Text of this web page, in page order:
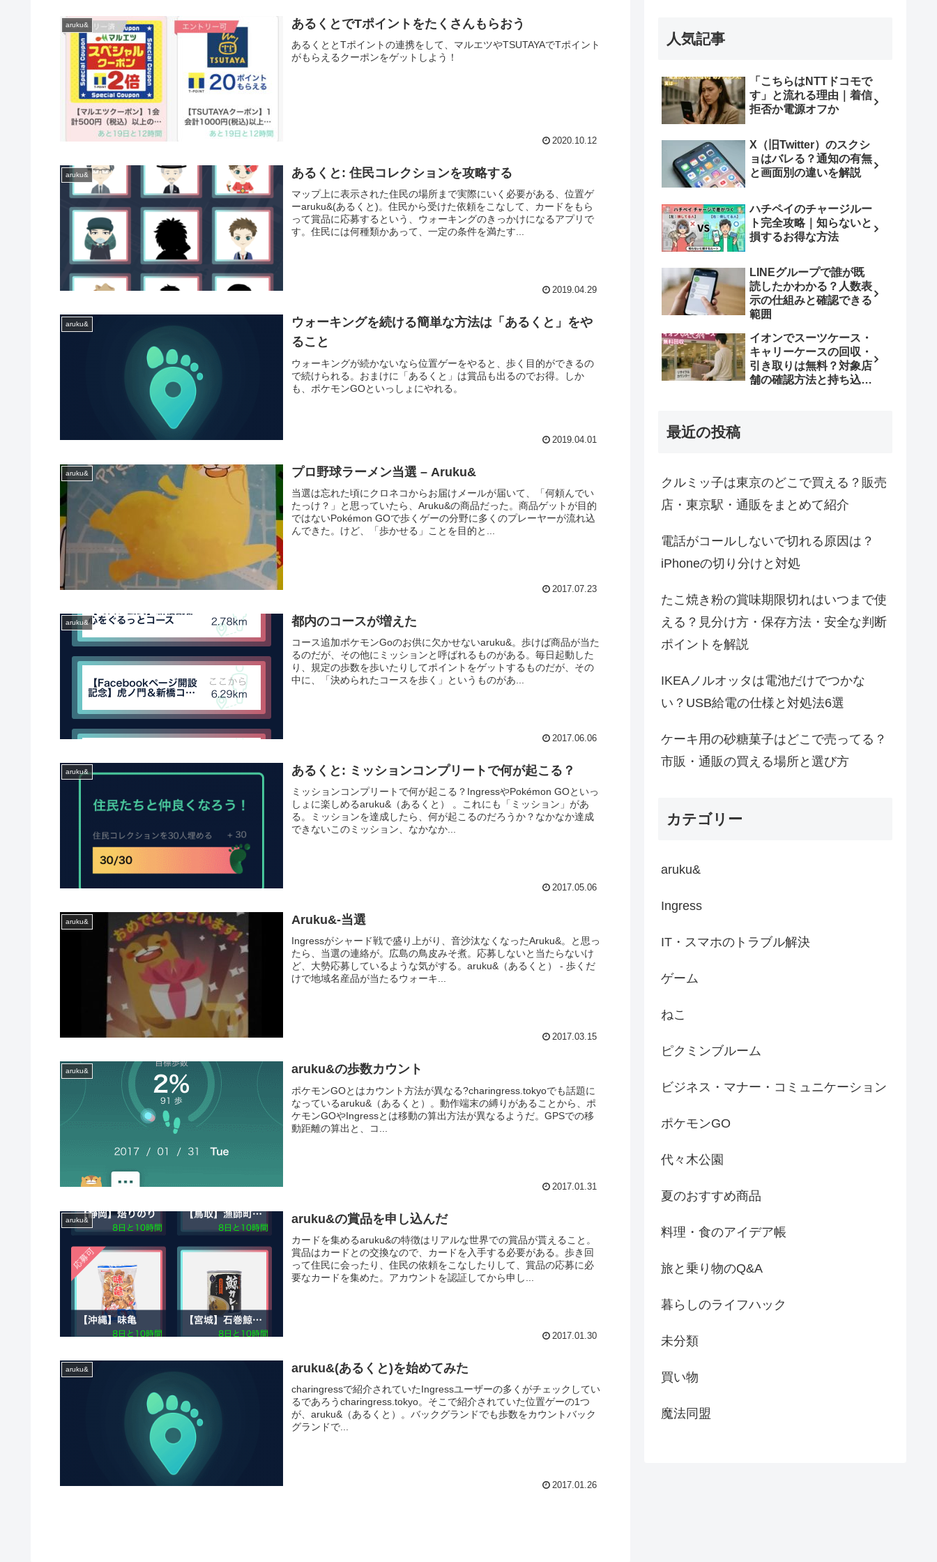
aruku& あるくとでTポイントをたくさんもらおう
あるくととTポイントの連携をして、マルエツやTSUTAYAでTポイント
がもらえるクーポンをゲットしよう！
2020.10.12
aruku& あるくと: 住民コレクションを攻略する
マップ上に表示された住民の場所まで実際にいく必要がある、位置ゲ
ーaruku&(あるくと)。住民から受けた依頼をこなして、カードをもら
って賞品に応募するという、ウォーキングのきっかけになるアプリで
す。住民には何種類かあって、一定の条件を満たす...
2019.04.29
aruku&
ウォーキングを続ける簡単な方法は「あるくと」をや
ること
ウォーキングが続かないなら位置ゲーをやると、歩く目的ができるの
で続けられる。おまけに「あるくと」は賞品も出るのでお得。しか
も、ポケモンGOといっしょにやれる。
2019.04.01
aruku& プロ野球ラーメン当選 – Aruku&
当選は忘れた頃にクロネコからお届けメールが届いて、「何頼んでい
たっけ？」と思っていたら、Aruku&の商品だった。商品ゲットが目的
ではないPokémon GOで歩くゲーの分野に多くのプレーヤーが流れ込
んできた。けど、「歩かせる」ことを目的と...
2017.07.23
aruku& 都内のコースが増えた
コース追加ポケモンGoのお供に欠かせないaruku&。歩けば商品が当た
るのだが、その他にミッションと呼ばれるものがある。毎日起動した
り、規定の歩数を歩いたりしてポイントをゲットするものだが、その
中に、「決められたコースを歩く」というものがあ...
2017.06.06
aruku& あるくと: ミッションコンプリートで何が起こる？
ミッションコンプリートで何が起こる？IngressやPokémon GOといっ
しょに楽しめるaruku&（あるくと） 。これにも「ミッション」があ
る。ミッションを達成したら、何が起こるのだろうか？なかなか達成
できないこのミッション、なかなか...
2017.05.06
aruku& Aruku&-当選
Ingressがシャード戦で盛り上がり、音沙汰なくなったAruku&。と思っ
たら、当選の連絡が。広島の鳥皮みそ煮。応募しないと当たらないけ
ど、大勢応募しているような気がする。aruku&（あるくと） - 歩くだ
けで地域名産品が当たるウォーキ...
2017.03.15
aruku& aruku&の歩数カウント
ポケモンGOとはカウント方法が異なる?charingress.tokyoでも話題に
なっているaruku&（あるくと）。動作端末の縛りがあることから、ポ
ケモンGOやIngressとは移動の算出方法が異なるようだ。GPSでの移
動距離の算出と、コ...
2017.01.31
aruku& aruku&の賞品を申し込んだ
カードを集めるaruku&の特徴はリアルな世界での賞品が貰えること。
賞品はカードとの交換なので、カードを入手する必要がある。歩き回
って住民に会ったり、住民の依頼をこなしたりして、賞品の応募に必
要なカードを集めた。アカウントを認証してから申し...
2017.01.30
aruku& aruku&(あるくと)を始めてみた
charingressで紹介されていたIngressユーザーの多くがチェックしてい
るであろうcharingress.tokyo。そこで紹介されていた位置ゲーの1つ
が、aruku&（あるくと）。バックグランドでも歩数をカウントバック
グランドで...
2017.01.26
人気記事
「こちらはNTTドコモで
す」と流れる理由｜着信
拒否か電源オフか
X（旧Twitter）のスクシ
ョはバレる？通知の有無
と画面別の違いを解説
ハチペイのチャージルー
ト完全攻略｜知らないと
損するお得な方法
LINEグループで誰が既
読したかわかる？人数表
示の仕組みと確認できる
範囲
イオンでスーツケース・
キャリーケースの回収・
引き取りは無料？対象店
舗の確認方法と持ち込み
最近の投稿
クルミッ子は東京のどこで買える？販売
店・東京駅・通販をまとめて紹介
電話がコールしないで切れる原因は？
iPhoneの切り分けと対処
たこ焼き粉の賞味期限切れはいつまで使
える？見分け方・保存方法・安全な判断
ポイントを解説
IKEAノルオッタは電池だけでつかな
い？USB給電の仕様と対処法6選
ケーキ用の砂糖菓子はどこで売ってる？
市販・通販の買える場所と選び方
カテゴリー
aruku&
Ingress
IT・スマホのトラブル解決
ゲーム
ねこ
ピクミンブルーム
ビジネス・マナー・コミュニケーション
ポケモンGO
代々木公園
夏のおすすめ商品
料理・食のアイデア帳
旅と乗り物のQ&A
暮らしのライフハック
未分類
買い物
魔法同盟